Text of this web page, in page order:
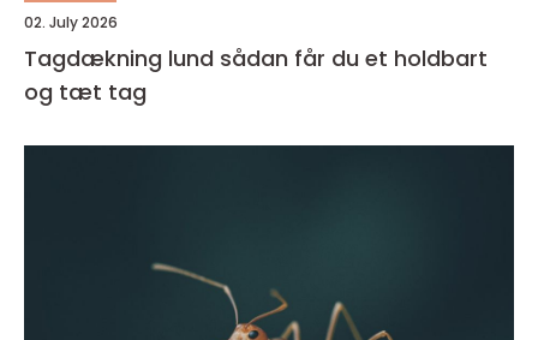
02. July 2026
Tagdækning lund sådan får du et holdbart
og tæt tag